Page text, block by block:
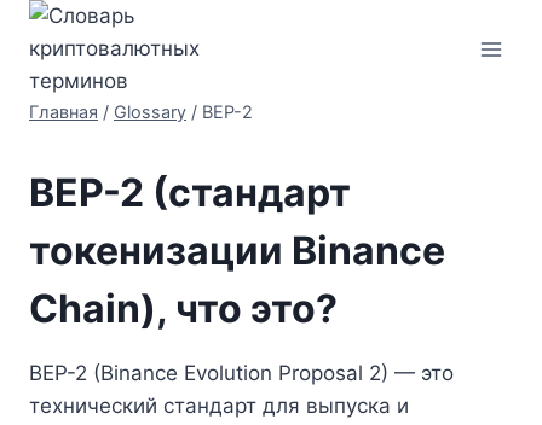
Перейти
содержимому
Главная / Glossary / BEP-2
BEP-2 (стандарт
токенизации Binance
Chain), что это?
BEP-2 (Binance Evolution Proposal 2) — это
технический стандарт для выпуска и